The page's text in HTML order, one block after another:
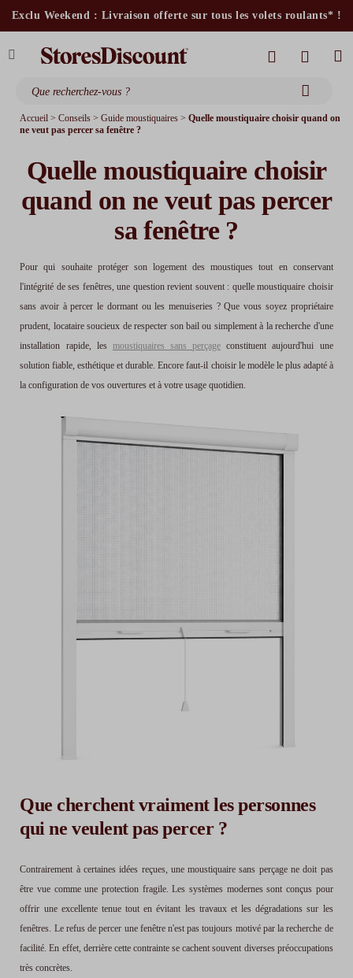
Exclu Weekend : Livraison offerte sur tous les volets roulants* !
stores bannes standards
moustiquaires
Accueil >Conseils >Guide moustiquaires >Quelle moustiquaire choisir quand on
ne veut pas percer sa fenêtre ?
Quelle moustiquaire choisir
quand on ne veut pas percer
sa fenêtre ?
Pour qui souhaite protéger son logement des moustiques tout en conservant
l'intégrité de ses fenêtres, une question revient souvent : quelle moustiquaire choisir
sans avoir à percer le dormant ou les menuiseries ? Que vous soyez propriétaire
prudent, locataire soucieux de respecter son bail ou simplement à la recherche d'une
installation rapide, les moustiquaires sans perçage constituent aujourd'hui une
solution fiable, esthétique et durable. Encore faut-il choisir le modèle le plus adapté à
la configuration de vos ouvertures et à votre usage quotidien.
Que cherchent vraiment les personnes
qui ne veulent pas percer ?
Contrairement à certaines idées reçues, une moustiquaire sans perçage ne doit pas
être vue comme une protection fragile. Les systèmes modernes sont conçus pour
offrir une excellente tenue tout en évitant les travaux et les dégradations sur les
fenêtres. Le refus de percer une fenêtre n'est pas toujours motivé par la recherche de
facilité. En effet, derrière cette contrainte se cachent souvent diverses préoccupations
très concrètes.